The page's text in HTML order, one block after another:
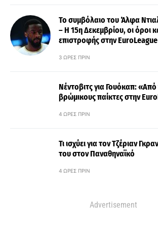
Το συμβόλαιο του Άλφα
– Η 15η Δεκεμβρίου, οι όροι
επιστροφής στην EuroLeague
3 ΏΡΕΣ ΠΡΙΝ
Νέντοβιτς για Γουόκαπ: «Από
βρώμικους παίκτες στην
4 ΏΡΕΣ ΠΡΙΝ
Τι ισχύει για τον Τζέριαν
του στον Παναθηναϊκό
4 ΏΡΕΣ ΠΡΙΝ
Advertisement